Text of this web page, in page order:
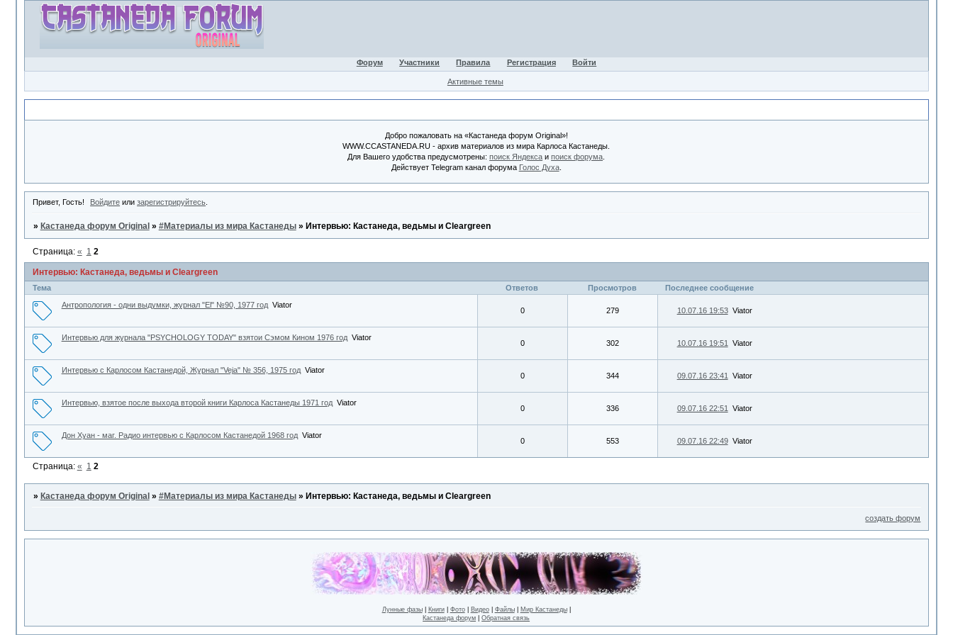
Форум Участники Правила Регистрация Войти
Активные темы
Добро пожаловать на «Кастанеда форум Original»!
WWW.CCASTANEDA.RU - архив материалов из мира Карлоса Кастанеды.
Для Вашего удобства предусмотрены:поиск Яндекса ипоиск форума
Действует Telegram канал форума Голос Духа.
Привет, Гость! Войдите илизарегистрируйтесь
» Кастанеда форум Original » #Материалы из мира Кастанеды » Интервью: Кастанеда, ведьмы и Cleargreen
Интервью: Кастанеда, ведьмы и Cleargreen
Страница: « 1 2
Тема Ответов Просмотров
Последнее сообщение
Антропология - одни выдумки, журнал "El" №90, 1977 год Viator
0 279 10.07.16 19:53 Viator
Интервью для журнала "PSYCHOLOGY TODAY" взятои Сэмом Кином 1976 год Viator
0 302 10.07.16 19:51 Viator
Интервью с Карлосом Кастанедой, Журнал "Veja" № 356, 1975 год Viator
0 344 09.07.16 23:41 Viator
Интервью, взятое после выхода второй книги Карлоса Кастанеды 1971 год Viator
0 336 09.07.16 22:51 Viator
Дон Хуан - маг. Радио интервью с Карлосом Кастанедой 1968 год Viator
0 553 09.07.16 22:49 Viator
Страница: « 1 2
» Кастанеда форум Original » #Материалы из мира Кастанеды » Интервью: Кастанеда, ведьмы и Cleargreen
создать форум
Лунные фазы| Книги| Фото| Видео| Файлы| Мир Кастанеды|
Кастанеда форум |Обратная связь